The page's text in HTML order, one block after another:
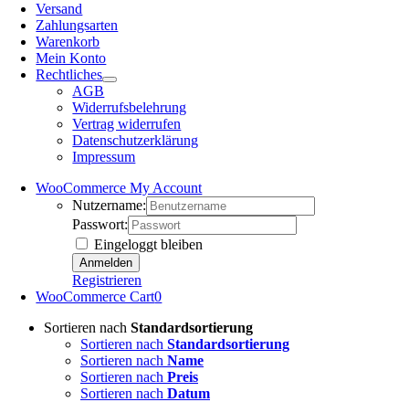
Versand
Zahlungsarten
Warenkorb
Mein Konto
Rechtliches
AGB
Widerrufsbelehrung
Vertrag widerrufen
Datenschutzerklärung
Impressum
WooCommerce My Account
Nutzername:
Passwort:
Eingeloggt bleiben
Registrieren
WooCommerce Cart0
Sortieren nach Standardsortierung
Sortieren nach Standardsortierung
Sortieren nach Name
Sortieren nach Preis
Sortieren nach Datum